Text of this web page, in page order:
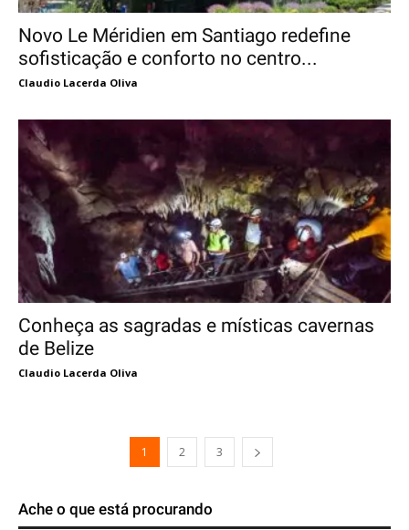
Novo Le Méridien em Santiago redefine
sofisticação e conforto no centro...
Claudio Lacerda Oliva
Conheça as sagradas e místicas cavernas
de Belize
Claudio Lacerda Oliva
1 2 3
Ache o que está procurando